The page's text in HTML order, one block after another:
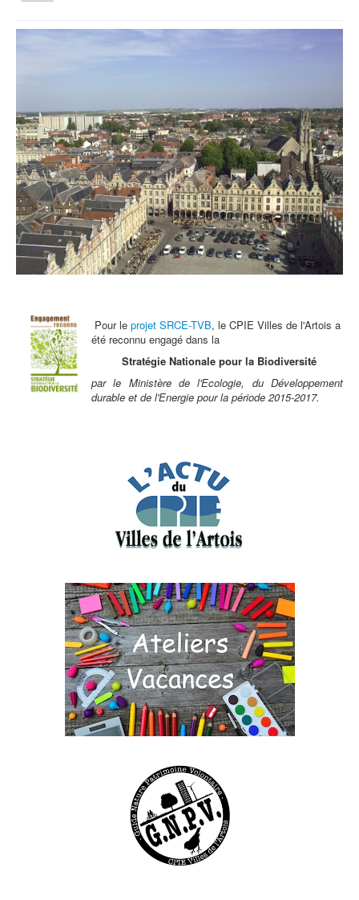
la
Vous êtes ici :
Accueil
Animations et éducation
Accompagnement du territoire et ingénierie
Espace Info Energie
Guide Nature Patrimoine Volontaire (GNPV)
Centre de Ressources du Territoire (CRT)
Contact
Pour le projet SRCE-TVB, le CPIE Villes de l'Artois a
été reconnu engagé dans la
Stratégie Nationale pour la Biodiversité
par le Ministère de l'Ecologie, du Développement
durable et de l'Energie pour la période 2015-2017.